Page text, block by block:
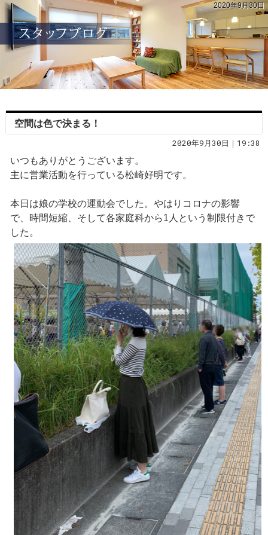
2020年9月30日
空間は色で決まる！
2020年9月30日｜19:38
いつもありがとうございます。
主に営業活動を行っている松崎好明です。
本日は娘の学校の運動会でした。やはりコロナの影響
で、時間短縮、そして各家庭科から1人という制限付きで
した。